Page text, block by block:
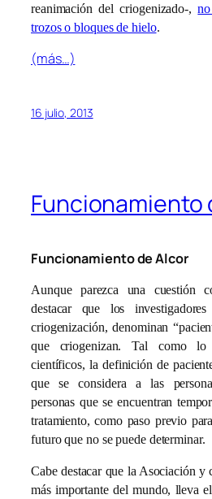
reanimación del criogenizado-,
trozos o bloques de hielo.
(más…)
16 julio, 2013
Funcionamiento
Funcionamiento de Alcor
Aunque parezca una cuestión
destacar que los
criogenización, denominan
que criogenizan. Tal como lo
científicos, la definición de
que se considera a las
personas que se encuentran
tratamiento, como paso previo
futuro que no se puede determinar.
Cabe destacar que la Asociación y
más importante del mundo, lleva